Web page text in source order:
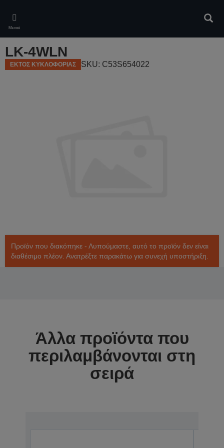
main
content
Μενού
LK-4WLN
ΕΚΤΟΣ ΚΥΚΛΟΦΟΡΙΑΣ SKU: C53S654022
Προϊόν που διακόπηκε - Λυπούμαστε, αυτό το προϊόν δεν είναι
διαθέσιμο πλέον. Ανατρέξτε παρακάτω για συνεχή υποστήριξη.
Άλλα προϊόντα που
περιλαμβάνονται στη
σειρά